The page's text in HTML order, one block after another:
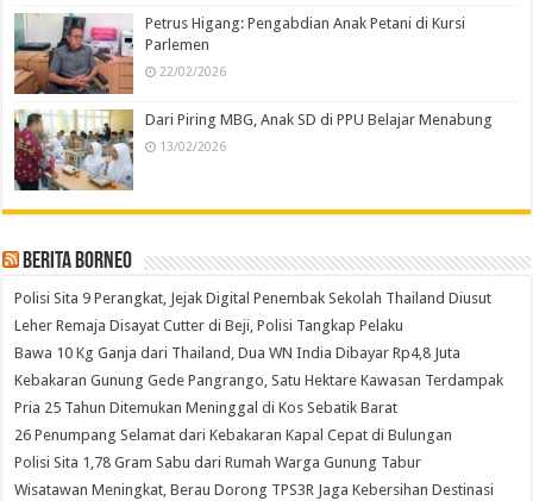
Petrus Higang: Pengabdian Anak Petani di Kursi
Parlemen
22/02/2026
Dari Piring MBG, Anak SD di PPU Belajar Menabung
13/02/2026
Berita Borneo
Polisi Sita 9 Perangkat, Jejak Digital Penembak Sekolah Thailand Diusut
Leher Remaja Disayat Cutter di Beji, Polisi Tangkap Pelaku
Bawa 10 Kg Ganja dari Thailand, Dua WN India Dibayar Rp4,8 Juta
Kebakaran Gunung Gede Pangrango, Satu Hektare Kawasan Terdampak
Pria 25 Tahun Ditemukan Meninggal di Kos Sebatik Barat
26 Penumpang Selamat dari Kebakaran Kapal Cepat di Bulungan
Polisi Sita 1,78 Gram Sabu dari Rumah Warga Gunung Tabur
Wisatawan Meningkat, Berau Dorong TPS3R Jaga Kebersihan Destinasi